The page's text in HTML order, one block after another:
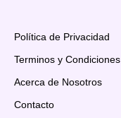
Política de Privacidad
Terminos y Condiciones
Acerca de Nosotros
Contacto